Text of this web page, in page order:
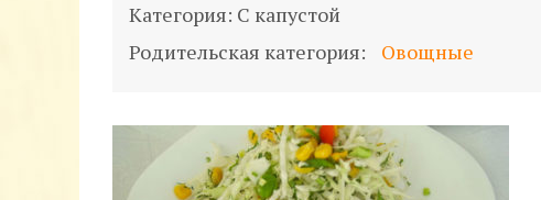
Категория: С капустой
Родительская категория:
Овощные